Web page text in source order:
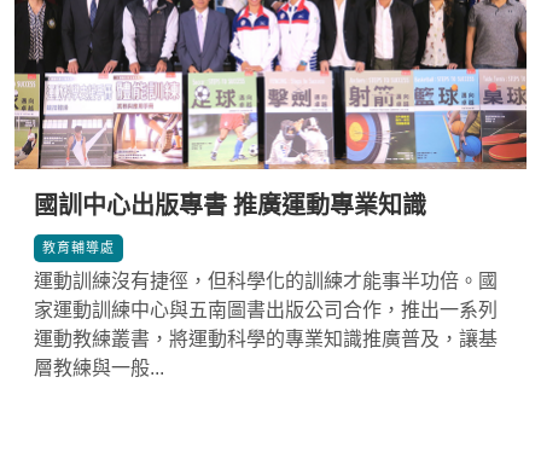
國訓中心出版專書 推廣運動專業知識
教育輔導處 *
運動訓練沒有捷徑，但科學化的訓練才能事半功倍。國
家運動訓練中心與五南圖書出版公司合作，推出一系列
運動教練叢書，將運動科學的專業知識推廣普及，讓基
層教練與一般...